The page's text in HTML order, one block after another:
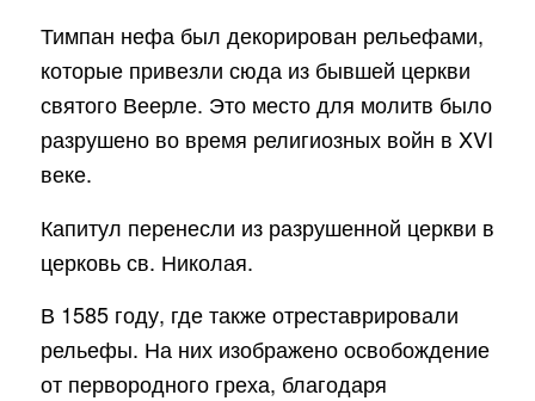
Тимпан нефа был декорирован рельефами,
которые привезли сюда из бывшей церкви
святого Веерле. Это место для молитв было
разрушено во время религиозных войн в XVI
веке.
Капитул перенесли из разрушенной церкви в
церковь св. Николая.
В 1585 году, где также отреставрировали
рельефы. На них изображено освобождение
от первородного греха, благодаря